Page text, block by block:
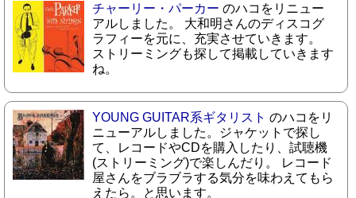
チャーリー・パーカー のハコをリニュー
アルしました。 大和明さんのディスコグ
ラフィーを元に、充実させていきます。
ストリーミングも探して掲載していきます
ね。
YOUNG GUITAR系ギタリスト のハコをリ
ニューアルしました。ジャケットで探し
て、レコードやCDを購入したり、試聴機
(ストリーミング)で楽しんだり。 レコード
屋さんをブラブラする気分を味わえてもら
えたら。と思います。